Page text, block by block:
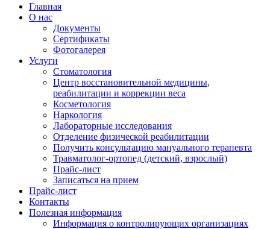
Главная
О нас
Документы
Сертификаты
Фотогалерея
Услуги
Стоматология
Центр восстановительной медицины,
реабилитации и коррекции веса
Косметология
Наркология
Лабораторные исследования
Отделение физической реабилитации
Получить консультацию мануального терапевта
Травматолог-ортопед (детский, взрослый)
Прайс-лист
Записаться на прием
Прайс-лист
Контакты
Полезная информация
Информация о контролирующих организациях